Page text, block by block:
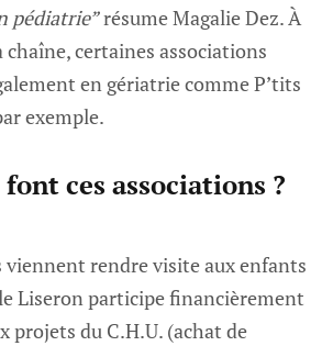
pédiatrie”résume Magalie Dez. À
chaîne, certaines associations
en gériatrie comme P’tits
exemple.
ces associations ?
viennent rendre visite aux enfants
Liseron participe financièrement
projets du C.H.U. (achat de